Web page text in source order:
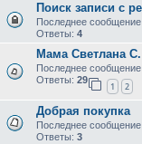
Поиск записи с
Последнее сообщение
Ответы: 4
Мама Светлана
Последнее сообщение
Ответы: 29
1 2
Добрая покупка
Последнее сообщение
Ответы: 3